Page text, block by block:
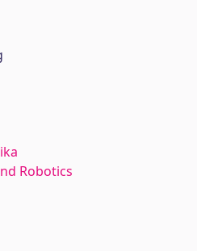
Robotics